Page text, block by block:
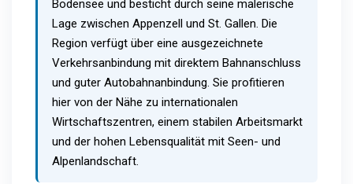
Bodensee und besticht durch seine malerische
Lage zwischen Appenzell und St. Gallen. Die
Region verfügt über eine ausgezeichnete
Verkehrsanbindung mit direktem Bahnanschluss
und guter Autobahnanbindung. Sie profitieren
hier von der Nähe zu internationalen
Wirtschaftszentren, einem stabilen Arbeitsmarkt
und der hohen Lebensqualität mit Seen- und
Alpenlandschaft.